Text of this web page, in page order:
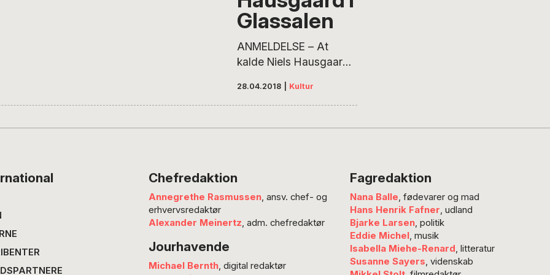
udgangspunkt i
barndomsbyen Blans
mellem Sønderborg og
Aabenraa – sange…
Glassalen
ANMELDELSE – At
kalde Niels Hausgaards
hånd 2018’ et
kunstnerisk testamente
årige Hausgaard. I
øvrigt ville han næppe
kunst. På den anden
onemanshow sagtens
28.04.2018 Kultur
Chefredaktion
Annegrethe Rasmussen, ansv. chef- og
erhvervsredaktør
Alexander Meinertz, adm. chefredaktør
Jourhavende
Michael Bernth, digital redaktør
Fagredaktion
Nana Balle, fødevarer og mad
Hans Henrik Fafner, udland
Bjarke Larsen, politik
Eddie Michel , musik
Isabella Miehe-Renard , litteratur
Susanne Sayers, videnskab